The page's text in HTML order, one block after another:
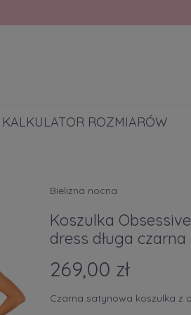
KALKULATOR ROZMIARÓW
Bielizna nocna
Koszulka
dress długa czarna
269,00 zł
Czarna satynowa koszulka z